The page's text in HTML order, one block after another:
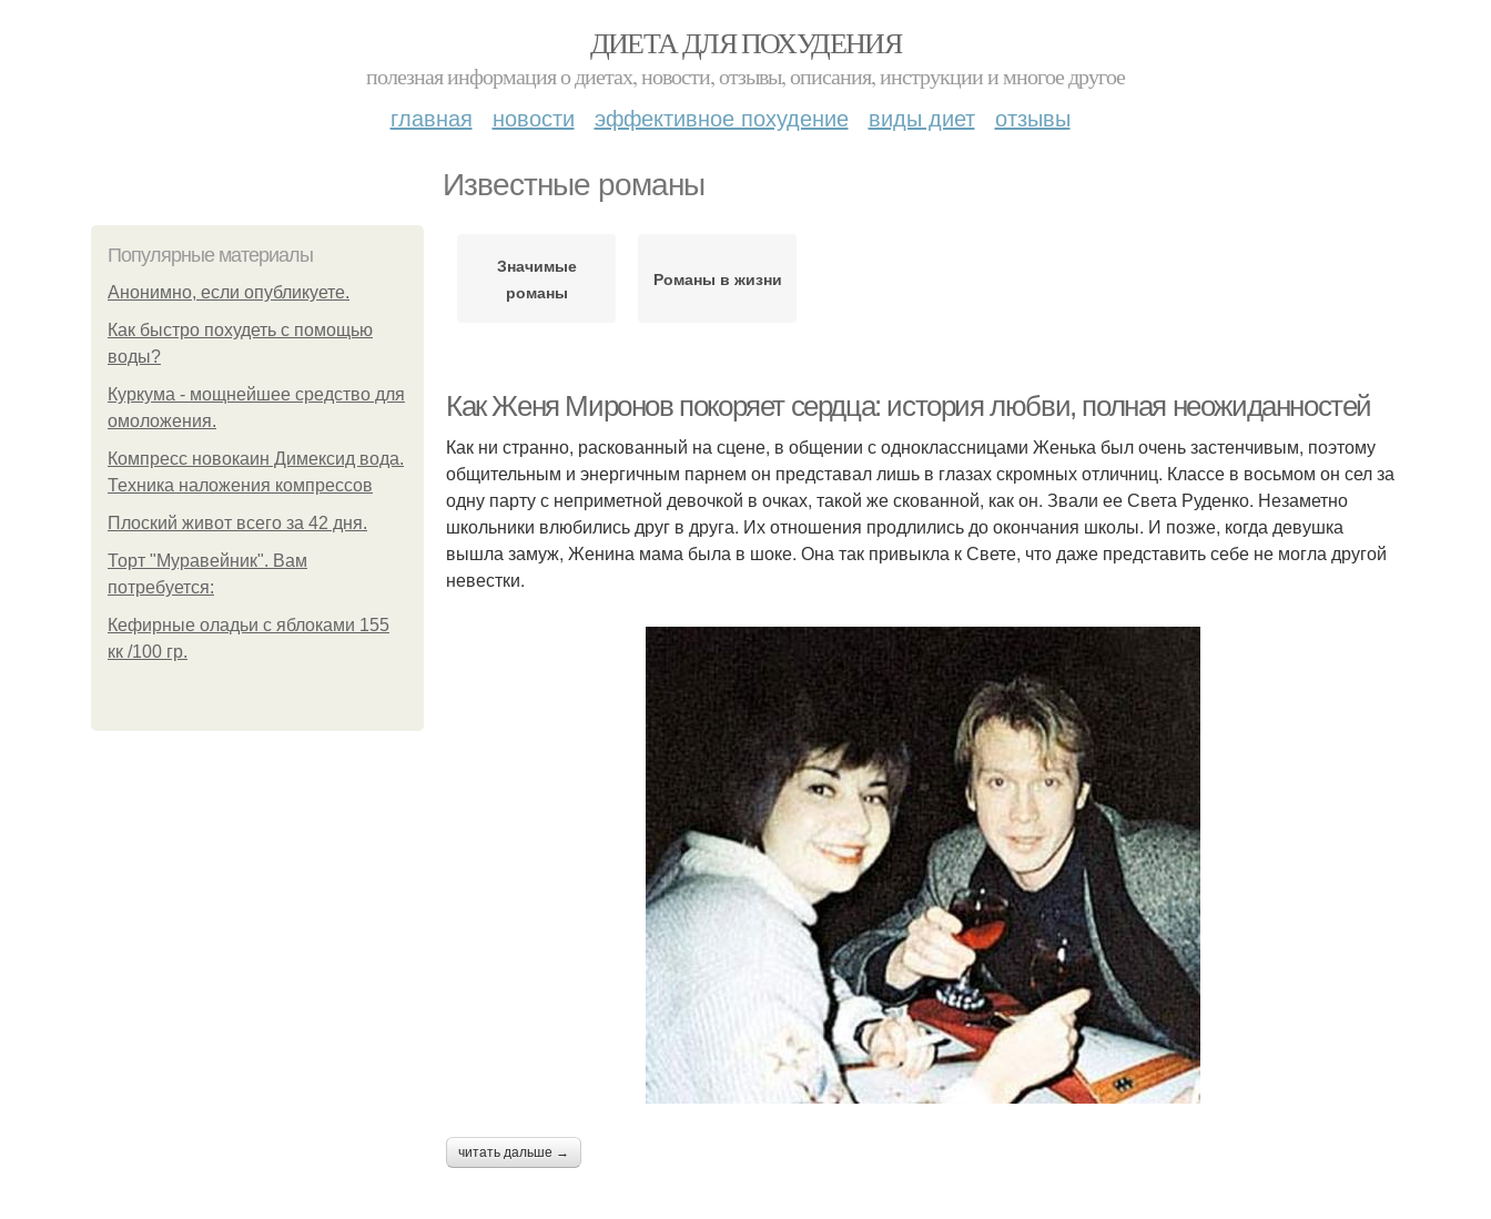
ДИЕТА ДЛЯ ПОХУДЕНИЯ
полезная информация о диетах, новости, отзывы, описания, инструкции и многое другое
главная новости эффективное похудение виды диет отзывы
Известные романы
Популярные материалы
Анонимно, если опубликуете.
Как быстро похудеть с помощью
воды?
Куркума - мощнейшее средство для
омоложения.
Компресс новокаин Димексид вода.
Техника наложения компрессов
Плоский живот всего за 42 дня.
Торт "Муравейник". Вам
потребуется:
Кефирные оладьи с яблоками 155
кк /100 гр.
Значимые
романы
Романы в жизни
Как Женя Миронов покоряет сердца: история любви, полная неожиданностей
Как ни странно, раскованный на сцене, в общении с одноклассницами Женька был очень застенчивым, поэтому
общительным и энергичным парнем он представал лишь в глазах скромных отличниц. Классе в восьмом он сел за
одну парту с неприметной девочкой в очках, такой же скованной, как он. Звали ее Света Руденко. Незаметно
школьники влюбились друг в друга. Их отношения продлились до окончания школы. И позже, когда девушка
вышла замуж, Женина мама была в шоке. Она так привыкла к Свете, что даже представить себе не могла другой
невестки.
читать дальше →